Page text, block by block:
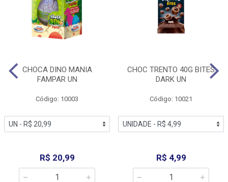
CHOCA DINO MANIA
FAMPAR UN
Código: 10003
R$ 20,99
CHOC TRENTO 40G BITES
DARK UN
Código: 10021
R$ 4,99